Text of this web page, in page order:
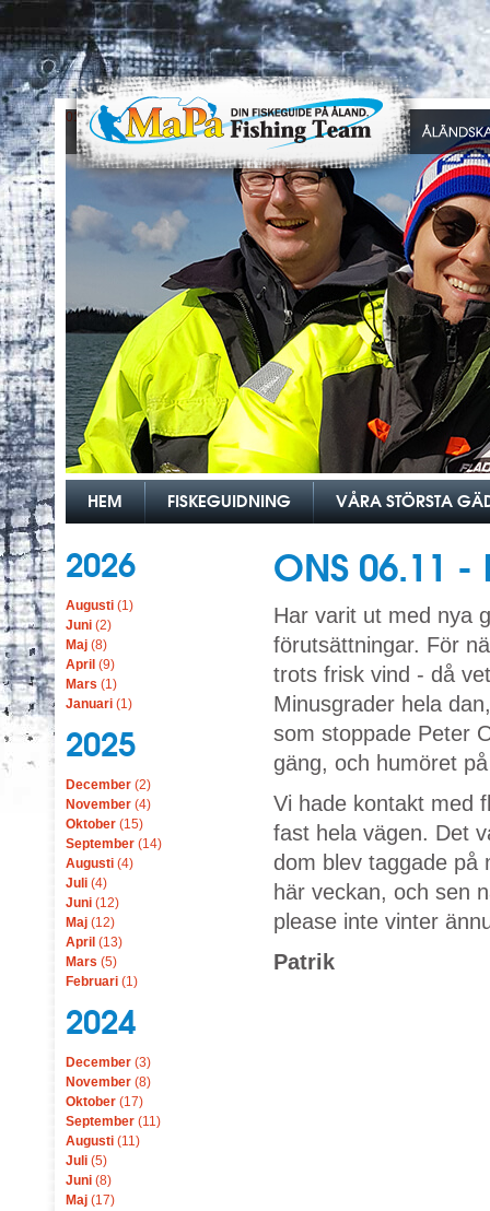
01234
HEM FISKEGUIDNING VÅRA STÖRSTA
2026
Augusti (1)
Juni (2)
Maj (8)
April (9)
Mars (1)
Januari (1)
2025
December (2)
November (4)
Oktober (15)
September (14)
Augusti (4)
Juli (4)
Juni (12)
Maj (12)
April (13)
Mars (5)
Februari (1)
2024
December (3)
November (8)
Oktober (17)
September (11)
Augusti (11)
Juli (5)
Juni (8)
Maj (17)
ONS 06.11 -
Har varit ut med nya
förutsättningar. För
trots frisk vind - då
Minusgrader hela
som stoppade Peter
gäng, och humöret
Vi hade kontakt med
fast hela vägen. Det
dom blev taggade på
här veckan, och sen
please inte vinter
Patrik